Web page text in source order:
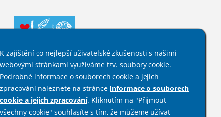
Sociální sítě
K zajištění co nejlepší uživatelské zkušenosti s našimi
webovými stránkami využíváme tzv. soubory cookie.
Podrobné informace o souborech cookie a jejich
zpracování naleznete na stránce Informace o souborech
cookie a jejich zpracování. Kliknutím na "Přijmout
všechny cookie" souhlasíte s tím, že můžeme užívat